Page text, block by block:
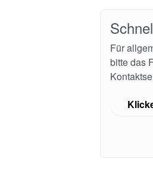
Für
bitte das